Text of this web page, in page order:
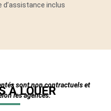
inclus
À LOUER
sont non contractuels et
les agences.